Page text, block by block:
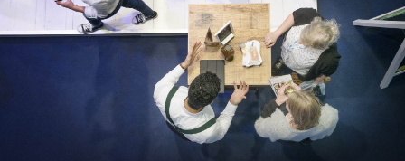
Restaurants